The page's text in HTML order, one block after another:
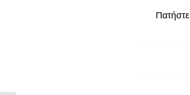
Πατήστε